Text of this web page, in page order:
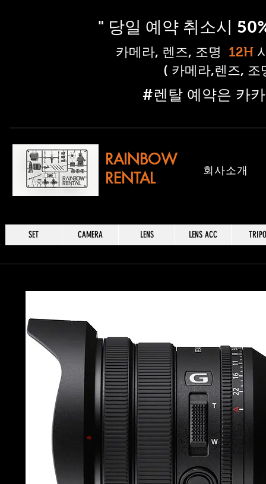
" 당일 예약 취소시
​카메라, 렌즈, 조명 12H
( 카메라,렌즈, 조
​#렌탈 예약은 카
RAINBOW
RENTAL
​회사소개
SET CAMERA LENS LENS ACC